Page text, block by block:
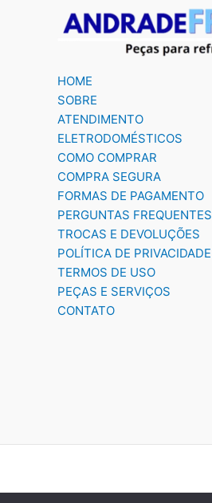
HOME
SOBRE
ATENDIMENTO
ELETRODOMÉSTICOS
COMO COMPRAR
COMPRA SEGURA
FORMAS DE PAGAMENTO
PERGUNTAS FREQUENTES
TROCAS E DEVOLUÇÕES
POLÍTICA DE PRIVACIDADE
TERMOS DE USO
PEÇAS E SERVIÇOS
CONTATO